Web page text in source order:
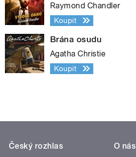
Raymond Chandler
Koupit
Brána osudu
Agatha Christie
Koupit
Český rozhlas
O nás